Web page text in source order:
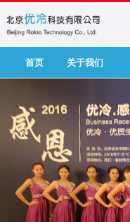
首页 关于我们